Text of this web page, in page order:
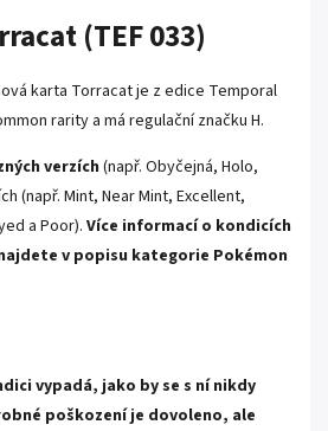
(TEF 033)
karta Torracat je z edice Temporal
rarity a má regulační značku H.
verzích (např. Obyčejná, Holo,
(např. Mint, Near Mint, Excellent,
a Poor). Více informací o kondicích
v popisu kategorie Pokémon
vypadá, jako by se s ní nikdy
poškození je dovoleno, ale